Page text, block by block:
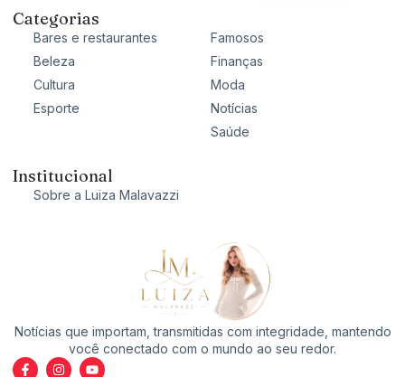
Categorias
Bares e restaurantes
Beleza
Cultura
Esporte
Famosos
Finanças
Moda
Notícias
Saúde
Institucional
Sobre a Luiza Malavazzi
Notícias que importam, transmitidas com integridade, mantendo
você conectado com o mundo ao seu redor.